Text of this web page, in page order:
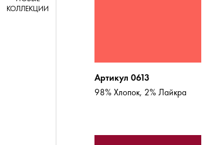
КОЛЛЕКЦИИ
Артикул 0613
98% Хлопок, 2% Лайкра